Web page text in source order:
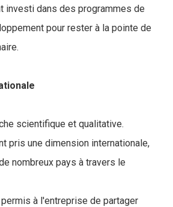
investi dans des programmes de
pour rester à la pointe de
scientifique et qualitative.
pris une dimension internationale,
nombreux pays à travers le
à l'entreprise de partager